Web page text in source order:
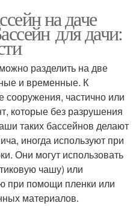
на даче
для дачи:
разделить на две
и временные. К
сооружения, частично или
которые без разрушения
таких бассейнов делают
иногда используют при
Они могут использовать
чашу) или
при помощи пленки или
материалов.